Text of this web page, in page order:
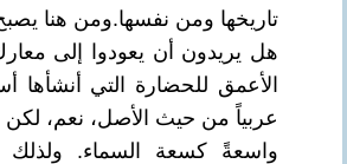
تاريخها ومن نفسها.ومن هنا
هل يريدون أن يعودوا إلى
الأعمق للحضارة التي
عربياً من حيث الأصل، نعم، لكن
واسعةً كسعة السماء.